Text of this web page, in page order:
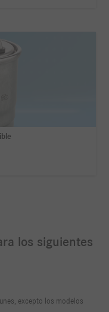
los siguientes
excepto los modelos